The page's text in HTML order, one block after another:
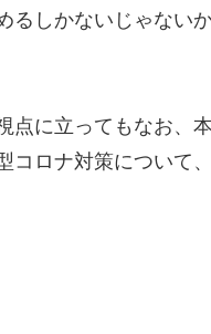
るしかないじゃない
点に立ってもなお、
コロナ対策につい